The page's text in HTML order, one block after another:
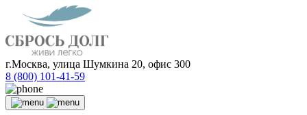
г.Москва, улица Шумкина 20, офис 300
8 (800) 101-41-59